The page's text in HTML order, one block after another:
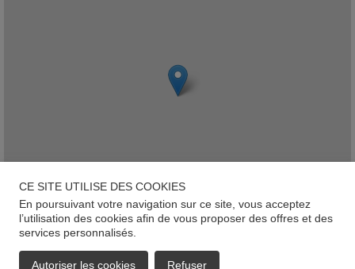
Rue Waassertrap, L-4408, Belvaux
CE SITE UTILISE DES COOKIES
En poursuivant votre navigation sur ce site, vous acceptez
l’utilisation des cookies afin de vous proposer des offres et des
services personnalisés.
Autoriser les cookies Refuser